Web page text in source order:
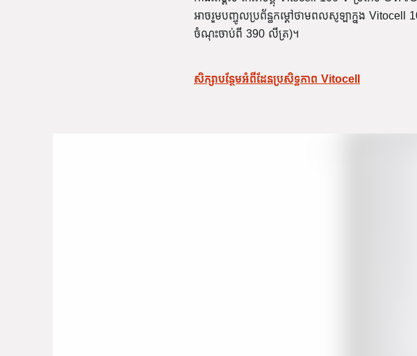
អាចរួមបញ្ចូលប្រព័ន្ធកម្តៅថាមពលសូឡាក្នង Vitocell
ចំណុះចាប់ពី 390 លីត្រ)។
សិក្សាបន្ថែមអំពីដែនប្រសិទ្ធភាព Vitocell